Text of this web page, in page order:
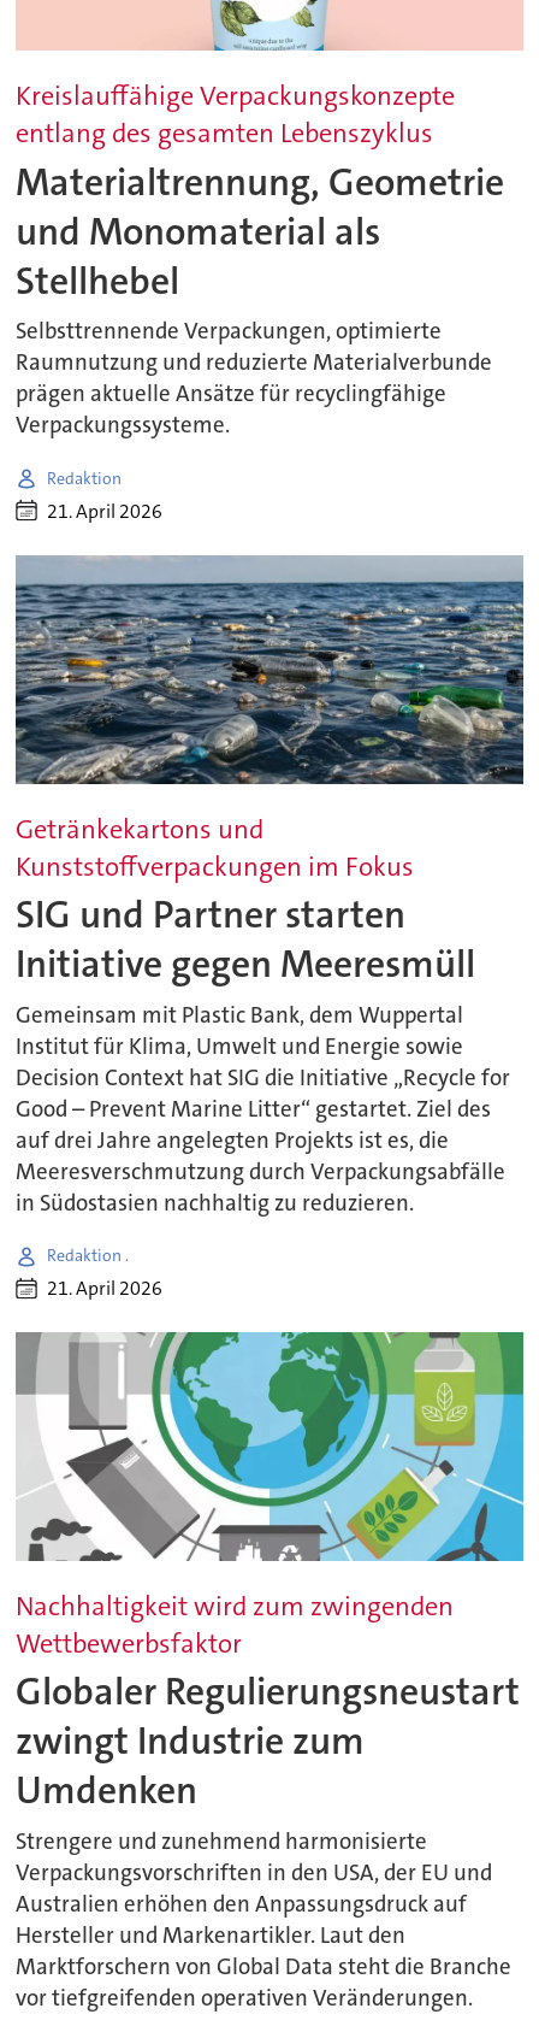
Kreislauffähige Verpackungskonzepte
entlang des gesamten Lebenszyklus
Materialtrennung, Geometrie
und Monomaterial als
Stellhebel
Selbsttrennende Verpackungen, optimierte
Raumnutzung und reduzierte Materialverbunde
prägen aktuelle Ansätze für recyclingfähige
Verpackungssysteme.
Redaktion
21. April 2026
Getränkekartons und
Kunststoffverpackungen im Fokus
SIG und Partner starten
Initiative gegen Meeresmüll
Gemeinsam mit Plastic Bank, dem Wuppertal
Institut für Klima, Umwelt und Energie sowie
Decision Context hat SIG die Initiative „Recycle for
Good – Prevent Marine Litter“ gestartet. Ziel des
auf drei Jahre angelegten Projekts ist es, die
Meeresverschmutzung durch Verpackungsabfälle
in Südostasien nachhaltig zu reduzieren.
Redaktion .
21. April 2026
Nachhaltigkeit wird zum zwingenden
Wettbewerbsfaktor
Globaler Regulierungsneustart
zwingt Industrie zum
Umdenken
Strengere und zunehmend harmonisierte
Verpackungsvorschriften in den USA, der EU und
Australien erhöhen den Anpassungsdruck auf
Hersteller und Markenartikler. Laut den
Marktforschern von Global Data steht die Branche
vor tiefgreifenden operativen Veränderungen.